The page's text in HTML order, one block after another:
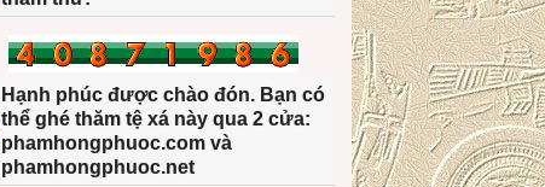
Hạnh phúc được chào đón. Bạn có
thể ghé thăm tệ xá này qua 2 cửa:
phamhongphuoc.com và
phamhongphuoc.net